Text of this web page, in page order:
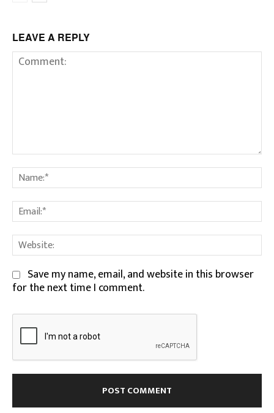
LEAVE A REPLY
Comment:
Save my name, email, and website in this browser
for the next time I comment.